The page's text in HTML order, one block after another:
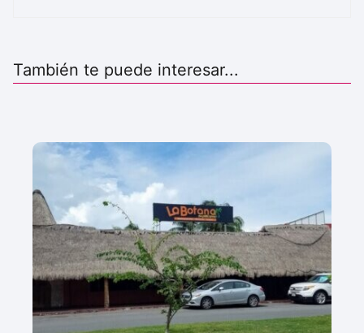
También te puede interesar...